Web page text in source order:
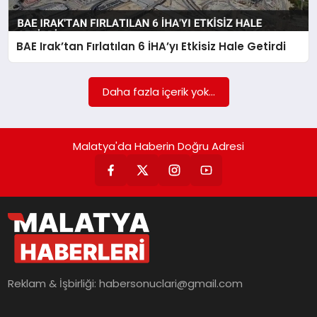
MAGAZIN
SIYASET
TEKNOLOJI
BAE Irak’tan Fırlatılan 6 İHA’yı Etkisiz Hale Getirdi
Daha fazla içerik yok...
Malatya'da Haberin Doğru Adresi
Reklam & İşbirliği:habersonuclari@gmail.com